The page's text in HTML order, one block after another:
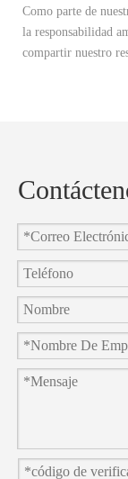
Como parte de
la responsabilidad
compartir nuestro